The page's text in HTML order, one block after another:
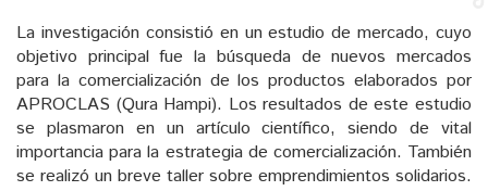
La investigación consistió en un estudio de mercado, cuyo
objetivo principal fue la búsqueda de nuevos mercados
para la comercialización de los productos elaborados por
APROCLAS (Qura Hampi). Los resultados de este estudio
se plasmaron en un artículo científico, siendo de vital
importancia para la estrategia de comercialización. También
se realizó un breve taller sobre emprendimientos solidarios.